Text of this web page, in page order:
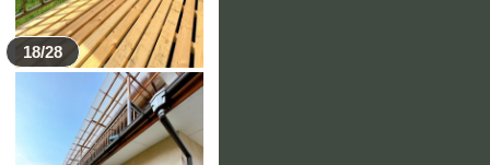
18/28